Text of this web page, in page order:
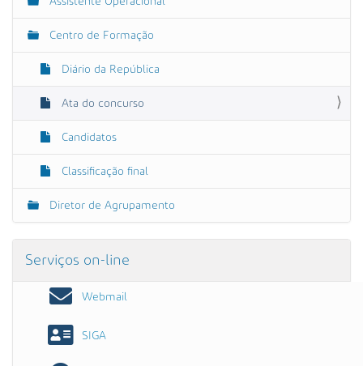
a
ã
Centro de Formação
Diário da República
Ata do concurso
Candidatos
Classificação final
Diretor de Agrupamento
Serviços on-line
Webmail
SIGA